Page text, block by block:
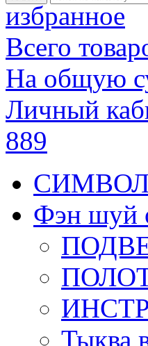
избранное
Всего
На общую
Личный
889
СИМВОЛ
Фэн шуй
Тыква